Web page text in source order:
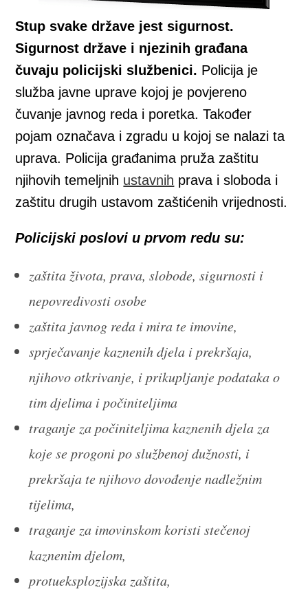
Stup svake države jest sigurnost.
Sigurnost države i njezinih građana
čuvaju policijski službenici. Policija je
služba javne uprave kojoj je povjereno
čuvanje javnog reda i poretka. Također
pojam označava i zgradu u kojoj se nalazi ta
uprava. Policija građanima pruža zaštitu
njihovih temeljnih ustavnih prava i sloboda i
zaštitu drugih ustavom zaštićenih vrijednosti.
Policijski poslovi u prvom redu su:
zaštita života, prava, slobode, sigurnosti i
nepovredivosti osobe
zaštita javnog reda i mira te imovine,
sprječavanje kaznenih djela i prekršaja,
njihovo otkrivanje, i prikupljanje podataka o
tim djelima i počiniteljima
traganje za počiniteljima kaznenih djela za
koje se progoni po službenoj dužnosti, i
prekršaja te njihovo dovođenje nadležnim
tijelima,
traganje za imovinskom koristi stečenoj
kaznenim djelom,
protueksplozijska zaštita,